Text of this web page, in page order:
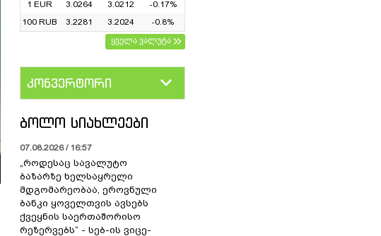
1 EUR
3.0264 3.0212
-0.17%
100 RUB
3.2281 3.2024
-0.8%
ყველა ვალუტა
კონვერტორი
ᲑᲝᲚᲝ ᲡᲘᲐᲮᲚᲔᲔᲑᲘ
07.08.2026 / 16:57
„როდესაც სავალუტო
ბაზარზე ხელსაყრელი
მდგომარეობაა, ეროვნული
ბანკი ყოველთვის ავსებს
ქვეყნის საერთაშორისო
რეზერვებს“ - სებ-ის ვიცე-